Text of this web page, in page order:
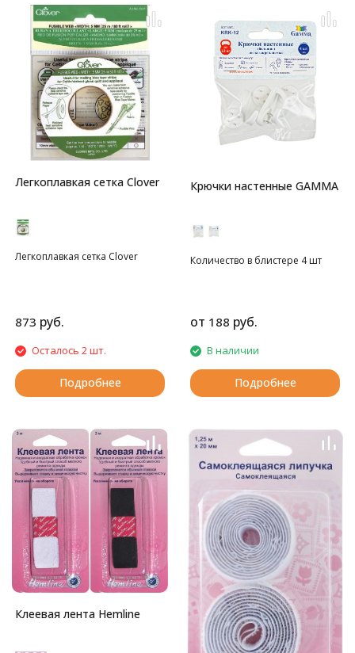
метров, цвет - прозрачная.
Эластичная нить (резинка) для
вязания, в упаковке 1 катушка
(200м). Материал: 100%
эластан. Вспомогательная
невидимая нить
предотвращает растягивание в
области воротников и манжет.
Легкоплавкая сетка Clover
Легкоплавкая сетка Clover
873 руб.
Осталось 2 шт.
Подробнее
Крючки настенные GAMMA
Количество в блистере 4 шт
от 188 руб.
В наличии
Подробнее
Клеевая лента Hemline